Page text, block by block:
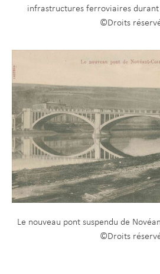
infrastructures ferroviaires durant
©Droits
Le nouveau pont suspendu de
©Droits